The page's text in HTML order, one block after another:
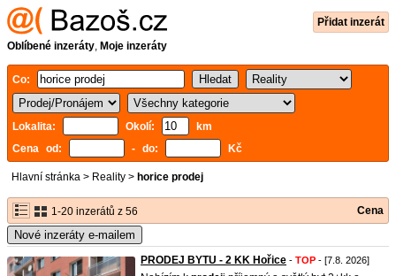
Přidat inzerát
Oblíbené inzeráty, Moje inzeráty
Co:
Lokalita: Okolí:
km
Cena od:
- do: Kč
Hlavní stránka > Reality > horice prodej
1-20 inzerátů z 56 Cena
Nové inzeráty e-mailem
PRODEJ BYTU - 2 KK Hořice - TOP - [7.8. 2026]